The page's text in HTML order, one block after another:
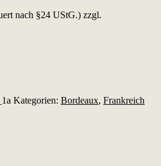
nach §24 UStG.) zzgl.
Kategorien: Bordeaux, Frankreich